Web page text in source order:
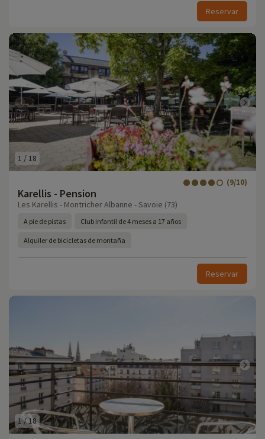
Reservar
1 /18
Karellis - Pension
(9/10)
Les Karellis - Montricher Albanne - Savoie (73)
A pie de pistas Club infantil de 4 meses a 17 años
Alquiler de bicicletas de montaña
Reservar
1/18